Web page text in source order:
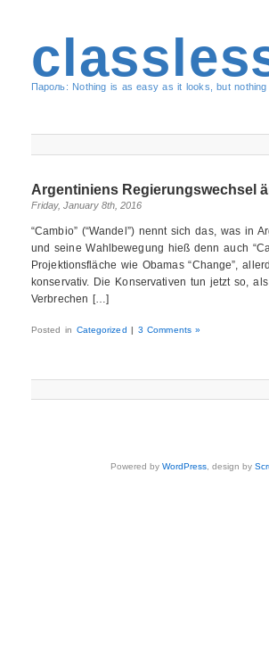
Пароль: Nothing is as easy as it looks, but
Argentiniens Regierungswechsel
Friday, January 8th, 2016
“Cambio” (“Wandel”) nennt sich das, was in
und seine Wahlbewegung hieß denn auch
Projektionsfläche wie Obamas “Change”,
konservativ. Die Konservativen tun jetzt so,
Verbrechen […]
Posted in Categorized | 3 Comments »
Powered byWordPress , design by